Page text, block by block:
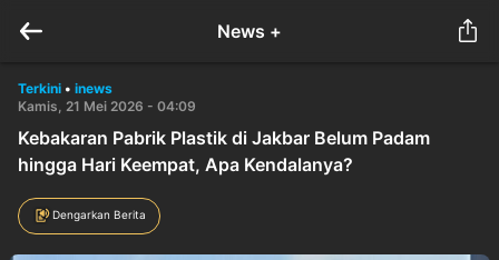
News +
Terkini • inews
Kamis, 21 Mei 2026 - 04:09
Kebakaran Pabrik Plastik di Jakbar Belum Padam
hingga Hari Keempat, Apa Kendalanya?
Dengarkan Berita